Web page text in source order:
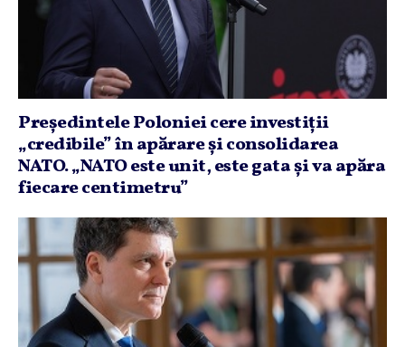
Preşedintele Poloniei cere investiţii
„credibile” în apărare şi consolidarea
NATO. „NATO este unit, este gata şi va apăra
fiecare centimetru”